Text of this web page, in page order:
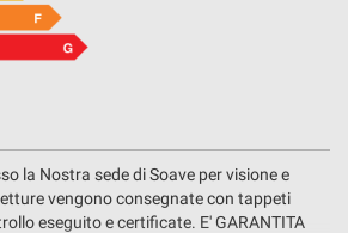
la Nostra sede di Soave per visione e
vengono consegnate con tappeti
eseguito e certificate. E' GARANTITA